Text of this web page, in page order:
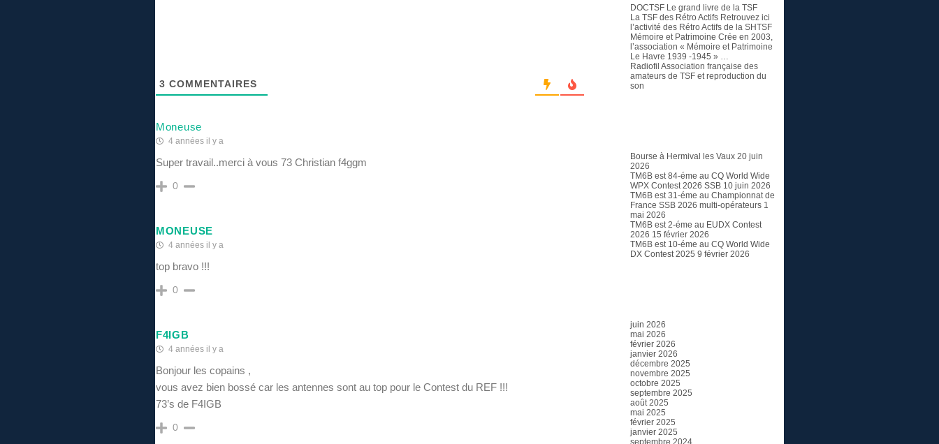
3 COMMENTAIRES
Moneuse
4 années il y a
Super travail..merci à vous 73 Christian f4ggm
0
MONEUSE
4 années il y a
top bravo !!!
0
F4IGB
4 années il y a
Bonjour les copains ,
vous avez bien bossé car les antennes sont au top pour le Contest du REF !!!
73’s de F4IGB
0
DOCTSF Le grand livre de la TSF
La TSF des Rétro Actifs Retrouvez ici
l’activité des Rétro Actifs de la SHTSF
Mémoire et Patrimoine Crée en 2003,
l’association « Mémoire et Patrimoine
Le Havre 1939 -1945 » …
Radiofil Association française des
amateurs de TSF et reproduction du
son
Bourse à Hermival les Vaux 20 juin
2026
TM6B est 84-éme au CQ World Wide
WPX Contest 2026 SSB 10 juin 2026
TM6B est 31-éme au Championnat de
France SSB 2026 multi-opérateurs 1
mai 2026
TM6B est 2-éme au EUDX Contest
2026 15 février 2026
TM6B est 10-éme au CQ World Wide
DX Contest 2025 9 février 2026
juin 2026
mai 2026
février 2026
janvier 2026
décembre 2025
novembre 2025
octobre 2025
septembre 2025
août 2025
mai 2025
février 2025
janvier 2025
septembre 2024